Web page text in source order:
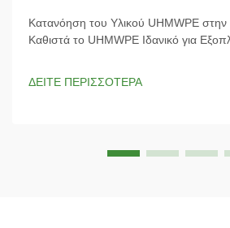
Κατανόηση του Υλικού UHMWPE στην
Καθιστά το UHMWPE Ιδανικό για
ΔΕΙΤΕ ΠΕΡΙΣΣΟΤΕΡΑ